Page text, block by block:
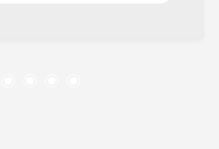
agilidade nos